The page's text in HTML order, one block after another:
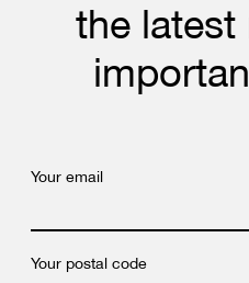
the latest
Your email
Your postal code